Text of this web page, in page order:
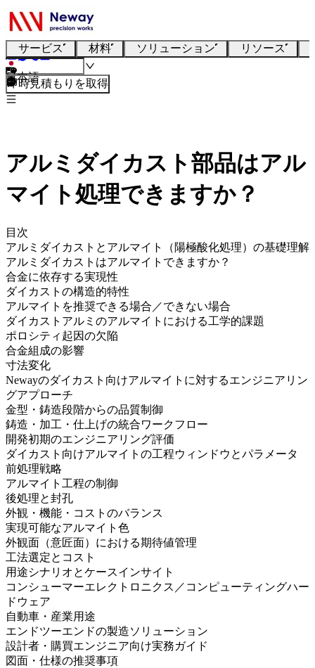
サービス 材料 ソリューション リソース
日本語
即時見積もりを取得
アルミダイカスト部品はアル
マイト処理できますか？
目次
アルミダイカストとアルマイト（陽極酸化処理）の基礎理解
アルミダイカストはアルマイトできますか？
合金に依存する実現性
ダイカストの構造的特性
アルマイトを推奨できる場合／できない場合
ダイカストアルミのアルマイトにおける工学的課題
ポロシティ起因の欠陥
合金組成の影響
寸法変化
Newayのダイカスト向けアルマイトに対するエンジニアリン
グアプローチ
金型・鋳造段階からの品質制御
鋳造・加工・仕上げの統合ワークフロー
開発初期のエンジニアリング評価
ダイカスト向けアルマイトの工程ウィンドウとパラメータ
前処理戦略
アルマイト工程の制御
後処理と封孔
外観・機能・コストのバランス
実現可能なアルマイト色
外観面（意匠面）における期待値管理
工法選定とコスト
用途シナリオとケースインサイト
コンシューマーエレクトロニクス／コンピューティングハー
ドウェア
自動車・産業用途
エンドツーエンドの製造ソリューション
設計者・購買エンジニア向け実務ガイド
図面・仕様の推奨事項